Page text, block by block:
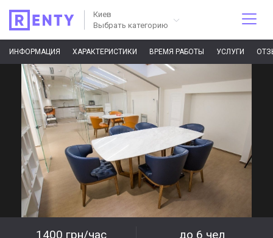
Киев
Выбрать категорию
ИНФОРМАЦИЯ ХАРАКТЕРИСТИКИ ВРЕМЯ РАБОТЫ УСЛУГИ
1400 грн/час до 6 чел